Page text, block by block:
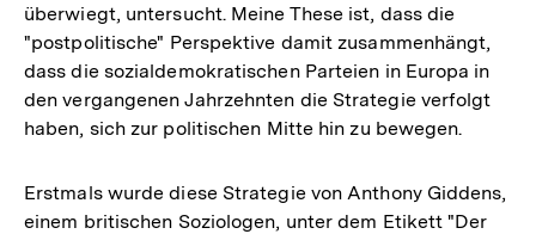
Fußnote
überwiegt, untersucht. Meine These ist, dass die
"postpolitische" Perspektive damit zusammenhängt,
dass die sozialdemokratischen Parteien in Europa in
den vergangenen Jahrzehnten die Strategie verfolgt
haben, sich zur politischen Mitte hin zu bewegen.
Erstmals wurde diese Strategie von Anthony Giddens,
einem britischen Soziologen, unter dem Etikett "Der